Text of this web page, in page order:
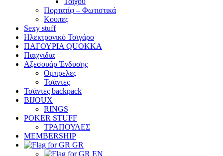
Πορτατίφ – Φωτιστικά
Κουπες
Sexy stuff
Ηλεκτρονικό Τσιγάρο
ΠΑΓΟΥΡΙΑ QUOKKA
Παιχνιδια
Αξεσουάρ Ένδυσης
Oμπρελες
Τσάντες
Τσάντες backpack
BIJOUX
RINGS
POKER STUFF
ΤΡΑΠΟΥΛΕΣ
MEMBERSHIP
GR
EN